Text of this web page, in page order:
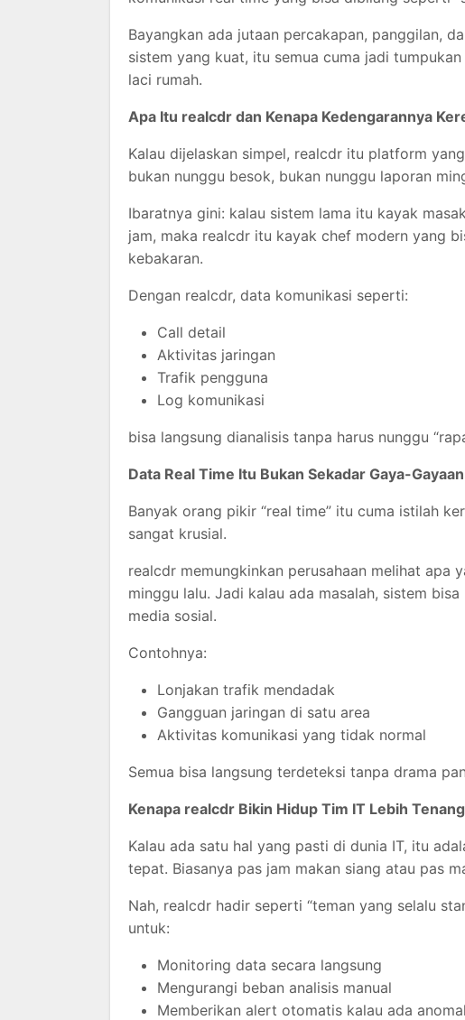
Bayangkan ada jutaan percakapan, panggilan,
sistem yang kuat, itu semua cuma jadi
laci rumah.
Apa Itu realcdr dan Kenapa Kedengarannya
Kalau dijelaskan simpel, realcdr itu platform
bukan nunggu besok, bukan nunggu laporan
Ibaratnya gini: kalau sistem lama itu kayak
jam, maka realcdr itu kayak chef modern yang
kebakaran.
Dengan realcdr, data komunikasi seperti:
Call detail
Aktivitas jaringan
Trafik pengguna
Log komunikasi
bisa langsung dianalisis tanpa harus nunggu
Data Real Time Itu Bukan Sekadar Gaya-Gayaan
Banyak orang pikir “real time” itu cuma istilah
sangat krusial.
realcdr memungkinkan perusahaan melihat apa
minggu lalu. Jadi kalau ada masalah, sistem
media sosial.
Contohnya:
Lonjakan trafik mendadak
Gangguan jaringan di satu area
Aktivitas komunikasi yang tidak normal
Semua bisa langsung terdeteksi tanpa drama
Kenapa realcdr Bikin Hidup Tim IT Lebih Tenang
Kalau ada satu hal yang pasti di dunia IT, itu
tepat. Biasanya pas jam makan siang atau pas
Nah, realcdr hadir seperti “teman yang selalu
untuk:
Monitoring data secara langsung
Mengurangi beban analisis manual
Memberikan alert otomatis kalau ada